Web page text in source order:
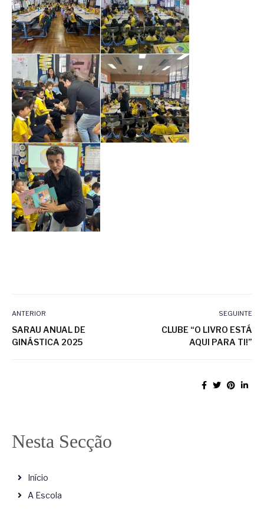
ANTERIOR
SARAU ANUAL DE
GINÁSTICA 2025
SEGUINTE
CLUBE “O LIVRO ESTÁ
AQUI PARA TI!”
Nesta Secção
Início
A Escola